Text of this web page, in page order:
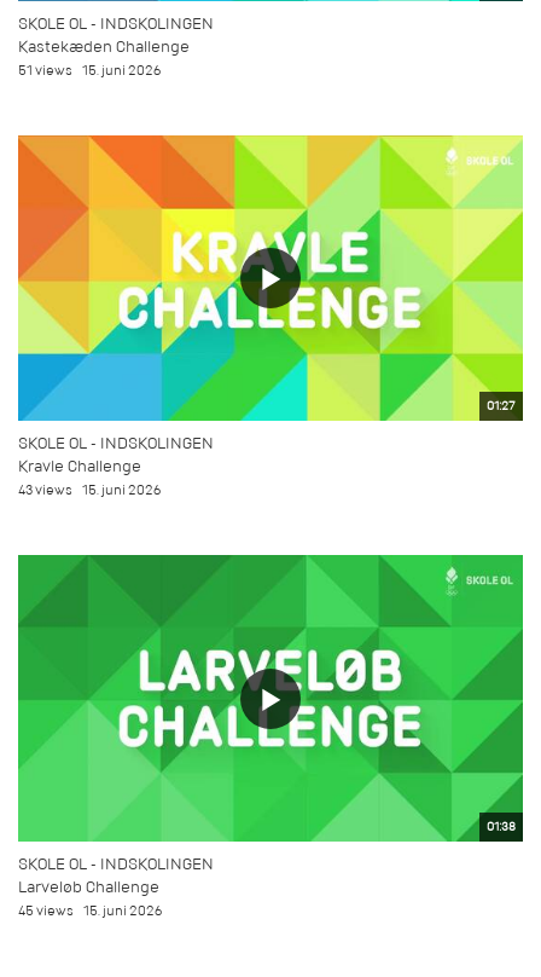
SKOLE OL - INDSKOLINGEN
Kastekæden Challenge
51 views 15. juni 2026
01:27
SKOLE OL - INDSKOLINGEN
Kravle Challenge
43 views 15. juni 2026
01:38
SKOLE OL - INDSKOLINGEN
Larveløb Challenge
45 views 15. juni 2026